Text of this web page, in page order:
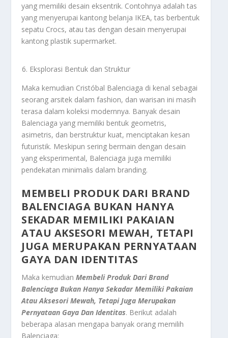
yang memiliki desain eksentrik. Contohnya adalah tas
yang menyerupai kantong belanja IKEA, tas berbentuk
sepatu Crocs, atau tas dengan desain menyerupai
kantong plastik supermarket.
Eksplorasi Bentuk dan Struktur
Maka kemudian Cristóbal Balenciaga di kenal sebagai
seorang arsitek dalam fashion, dan warisan ini masih
terasa dalam koleksi modernnya. Banyak desain
Balenciaga yang memiliki bentuk geometris,
asimetris, dan berstruktur kuat, menciptakan kesan
futuristik. Meskipun sering bermain dengan desain
yang eksperimental, Balenciaga juga memiliki
pendekatan minimalis dalam branding.
MEMBELI PRODUK DARI BRAND
BALENCIAGA BUKAN HANYA
SEKADAR MEMILIKI PAKAIAN
ATAU AKSESORI MEWAH, TETAPI
JUGA MERUPAKAN PERNYATAAN
GAYA DAN IDENTITAS
Maka kemudian Membeli Produk Dari Brand
Balenciaga Bukan Hanya Sekadar Memiliki Pakaian
Atau Aksesori Mewah, Tetapi Juga Merupakan
Pernyataan Gaya Dan Identitas. Berikut adalah
beberapa alasan mengapa banyak orang memilih
Balenciaga: